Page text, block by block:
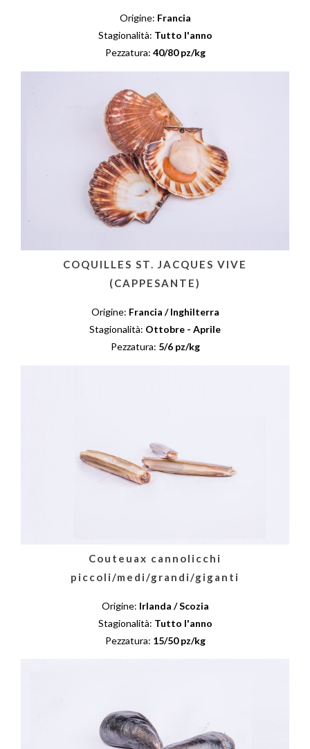
Origine: Francia
Stagionalità: Tutto l'anno
Pezzatura: 40/80 pz/kg
COQUILLES ST. JACQUES VIVE
(CAPPESANTE)
Origine: Francia / Inghilterra
Stagionalità: Ottobre - Aprile
Pezzatura: 5/6 pz/kg
Couteuax cannolicchi
piccoli/medi/grandi/giganti
Origine: Irlanda / Scozia
Stagionalità: Tutto l'anno
Pezzatura: 15/50 pz/kg